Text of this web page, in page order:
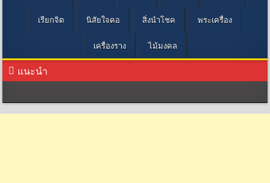
เรียกจิต นิสัยใจคอ สิ่งนำโชค พระเครื่อง
เครื่องราง ไม้มงคล
แนะนำ